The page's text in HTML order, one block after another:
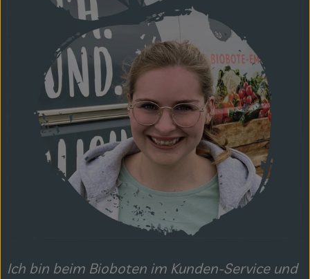
Ich bin beim Bioboten im Kunden-Service und